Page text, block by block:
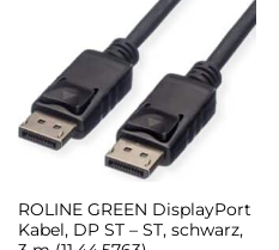
ROLINE GREEN DisplayPort
Kabel, DP ST – ST, schwarz,